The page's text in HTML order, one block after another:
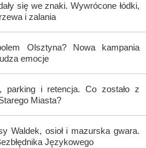
się we znaki. Wywrócone łódki,
i zalania
Olsztyna? Nowa kampania
emocje
parking i retencja. Co zostało z
Miasta?
Waldek, osioł i mazurska gwara.
Językowego